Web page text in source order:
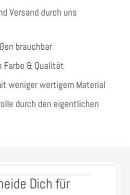
Versand durch uns
brauchbar
Farbe & Qualität
weniger wertigem Material
durch den eigentlichen
Dich für